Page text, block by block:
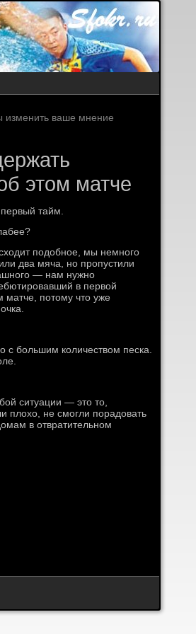
изменить ваше мнение
этом матче
тайм.
подобное, мы немного
два мяча, но пропустили
— нам нужно
в первой
матче, потому что уже
большим количеством песка.
ситуации — это то,
плохо, не смогли порадовать
в отвратительном